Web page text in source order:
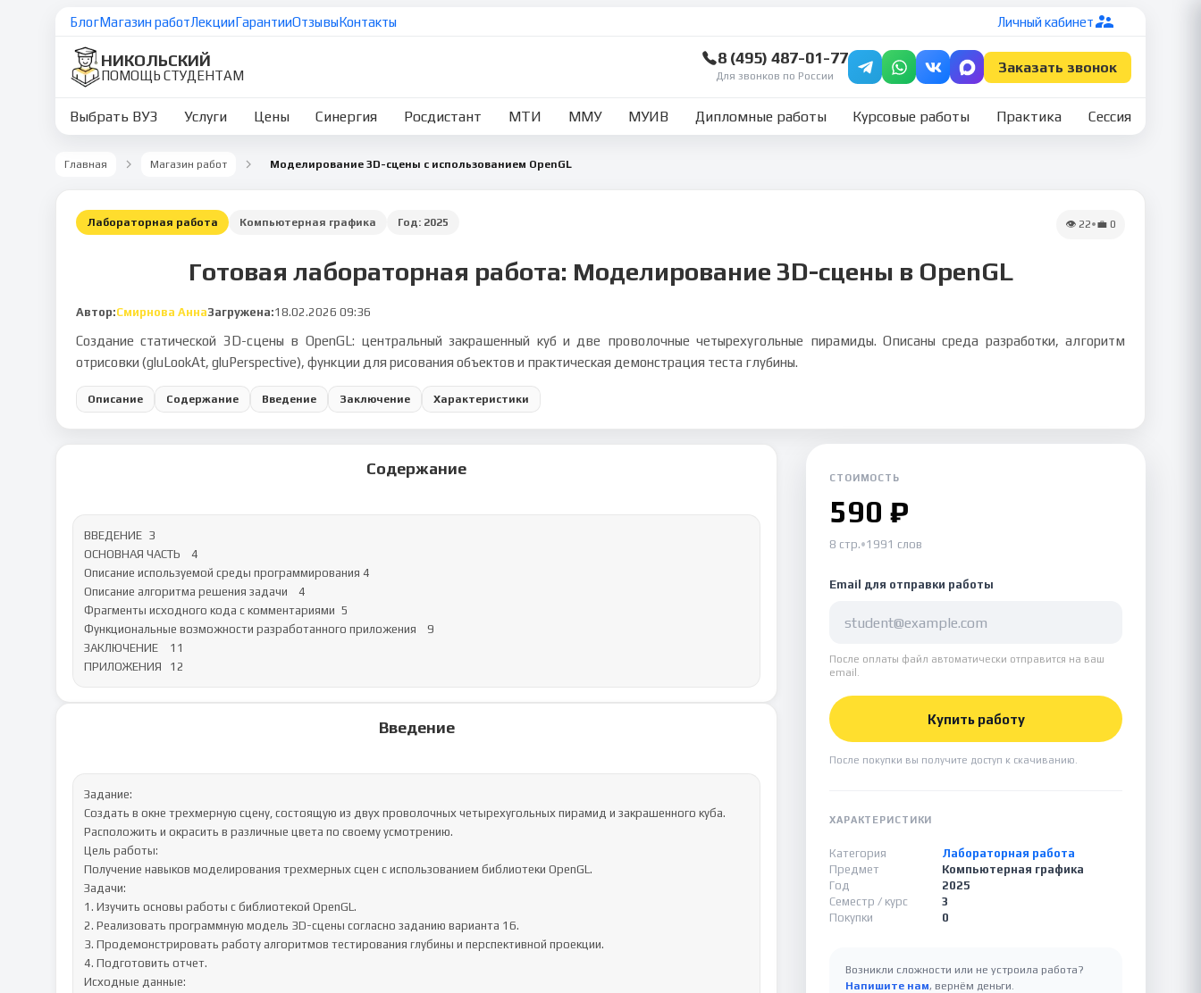
БлогМагазин работЛекцииГарантииОтзывыКонтакты Личный кабинет
НИКОЛЬСКИЙ
ПОМОЩЬ СТУДЕНТАМ
8 (495) 487-01-77
Для звонков по России
Заказать звонок
Выбрать ВУЗ Услуги Цены Синергия Росдистант МТИ ММУ МУИВ Дипломные работы Курсовые работы Практика Сессия
Главная Магазин работ Моделирование 3D-сцены с использованием OpenGL
Лабораторная работа Компьютерная графика Год: 2025 👁 22•💼 0
Готовая лабораторная работа: Моделирование 3D-сцены в OpenGL
Автор:Смирнова АннаЗагружена:18.02.2026 09:36
Создание статической 3D-сцены в OpenGL: центральный закрашенный куб и две проволочные четырехугольные пирамиды. Описаны среда разработки, алгоритм
отрисовки (gluLookAt, gluPerspective), функции для рисования объектов и практическая демонстрация теста глубины.
Описание Содержание Введение Заключение Характеристики
Содержание
ВВЕДЕНИЕ	3
ОСНОВНАЯ ЧАСТЬ	4
Описание используемой среды программирования	4
Описание алгоритма решения задачи	4
Фрагменты исходного кода с комментариями	5
Функциональные возможности разработанного приложения	9
ЗАКЛЮЧЕНИЕ	11
ПРИЛОЖЕНИЯ	12
Введение
Задание:
Создать в окне трехмерную сцену, состоящую из двух проволочных четырехугольных пирамид и закрашенного куба.
Расположить и окрасить в различные цвета по своему усмотрению.
Цель работы:
Получение навыков моделирования трехмерных сцен с использованием библиотеки OpenGL.
Задачи:
1. Изучить основы работы с библиотекой OpenGL.
2. Реализовать программную модель 3D-сцены согласно заданию варианта 16.
3. Продемонстрировать работу алгоритмов тестирования глубины и перспективной проекции.
4. Подготовить отчет.
Исходные данные:
СТОИМОСТЬ
590 ₽
8 стр.•1991 слов
Email для отправки работы
После оплаты файл автоматически отправится на ваш
email.
Купить работу
После покупки вы получите доступ к скачиванию.
ХАРАКТЕРИСТИКИ
Категория
Лабораторная работа
Предмет
Компьютерная графика
Год
2025
Семестр / курс
3
Покупки
0
Возникли сложности или не устроила работа?
Напишите нам, вернём деньги.